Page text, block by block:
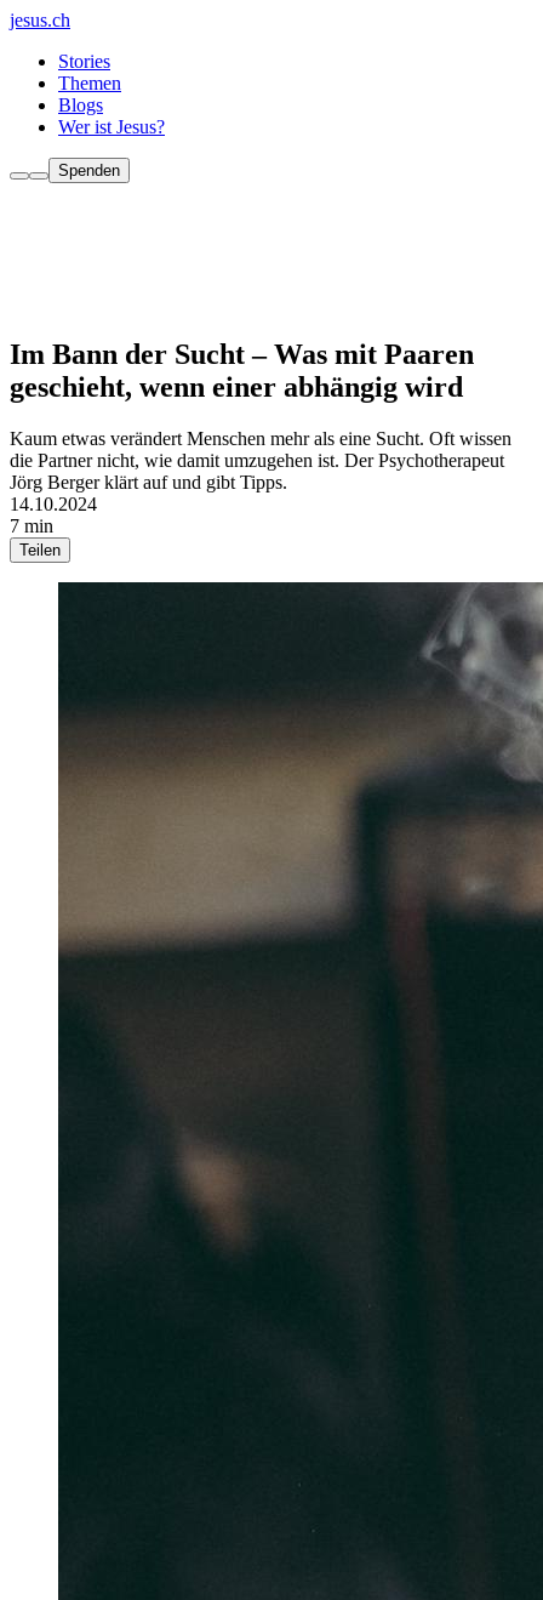
jesus.ch
Stories
Themen
Blogs
Wer ist Jesus?
Spenden
Im Bann der Sucht – Was mit Paaren
geschieht, wenn einer abhängig wird
Kaum etwas verändert Menschen mehr als eine Sucht. Oft wissen
die Partner nicht, wie damit umzugehen ist. Der Psychotherapeut
Jörg Berger klärt auf und gibt Tipps.
14.10.2024
7 min
Teilen